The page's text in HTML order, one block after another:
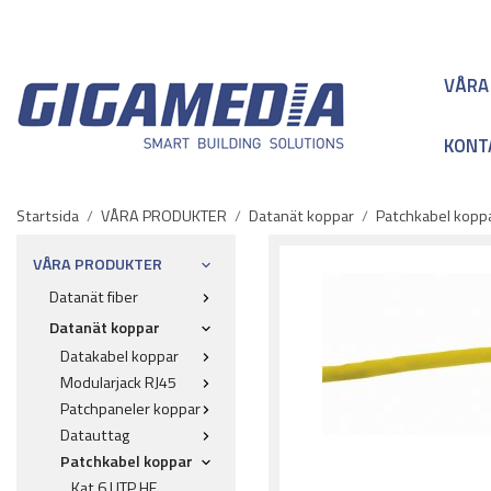
Startsida / VÅRA PRODUKTER / Datanät koppar / Patchkabel
VÅRA PRODUKTER
Datanät fiber
Datanät koppar
Datakabel koppar
Modularjack RJ45
Patchpaneler koppar
Datauttag
Patchkabel koppar